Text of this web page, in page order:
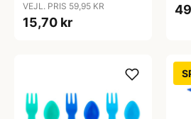
VEJL. PRIS 59,95 KR
15,70 kr